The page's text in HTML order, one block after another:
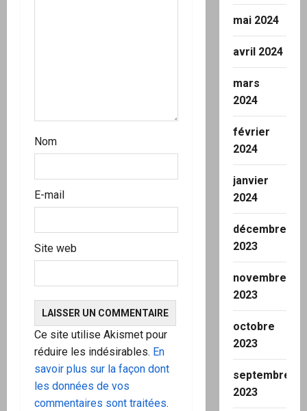
Nom
E-mail
Site web
Ce site utilise Akismet pour
réduire les indésirables. En
savoir plus sur la façon dont
les données de vos
commentaires sont traitées.
mai 2024
avril 2024
mars
2024
février
2024
janvier
2024
décembre
2023
novembre
2023
octobre
2023
septembre
2023